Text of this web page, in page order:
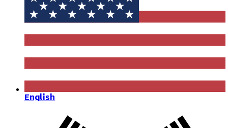
English